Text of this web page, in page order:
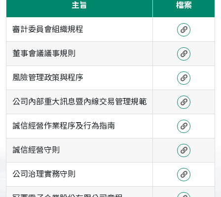
主旨 檔案
審計委員會組織規程
董事會議議事規則
風險管理政策與程序
公司內部重大訊息暨內線交易管理規範
誠信經營作業程序及行為指南
誠信經營守則
公司治理實務守則